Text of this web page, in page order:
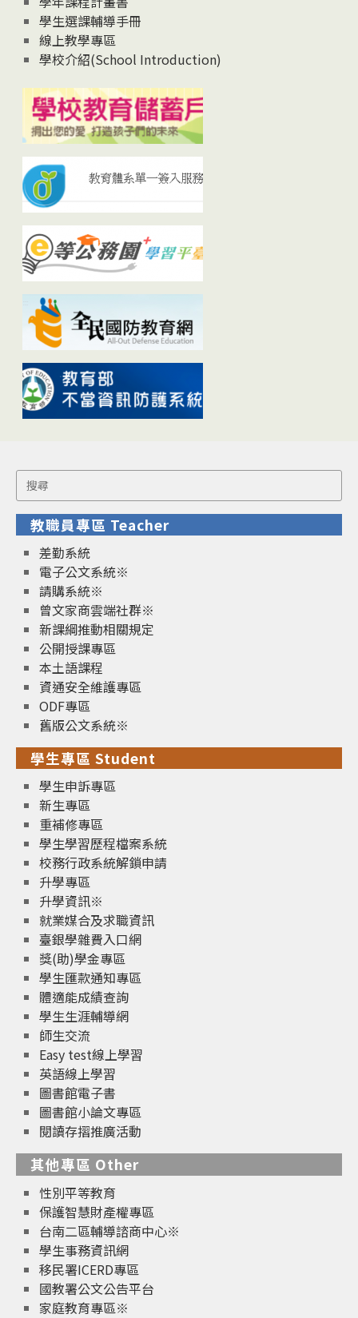
學生選課輔導手冊
線上教學專區
學校介紹(School Introduction)
Search
for:
教職員專區 Teacher
差勤系統
電子公文系統※
請購系統※
曾文家商雲端社群※
新課綱推動相關規定
公開授課專區
本土語課程
資通安全維護專區
ODF專區
舊版公文系統※
學生專區 Student
學生申訴專區
新生專區
重補修專區
學生學習歷程檔案系統
校務行政系統解鎖申請
升學專區
升學資訊※
就業媒合及求職資訊
臺銀學雜費入口網
獎(助)學金專區
學生匯款通知專區
體適能成績查詢
學生生涯輔導網
師生交流
Easy test線上學習
英語線上學習
圖書館電子書
圖書館小論文專區
閱讀存摺推廣活動
其他專區 Other
性別平等教育
保護智慧財產權專區
台南二區輔導諮商中心※
學生事務資訊網
移民署ICERD專區
國教署公文公告平台
家庭教育專區※